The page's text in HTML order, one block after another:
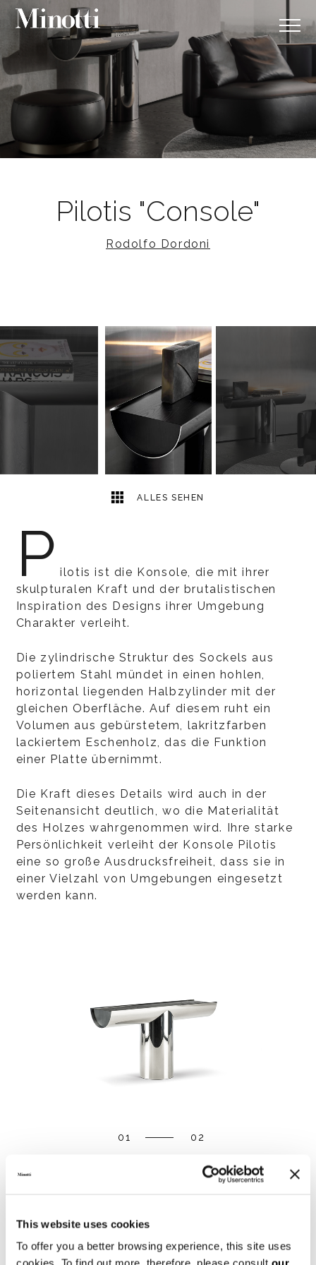
This website uses cookies
To offer you a better browsing experience, this site uses
Pilotis "Console"
Rodolfo Dordoni
ALLES SEHEN
2
P ilotis ist die Konsole, die mit ihrer
skulpturalen Kraft und der brutalistischen
Inspiration des Designs ihrer Umgebung
Charakter verleiht.
Die zylindrische Struktur des Sockels aus
poliertem Stahl mündet in einen hohlen,
horizontal liegenden Halbzylinder mit der
gleichen Oberfläche. Auf diesem ruht ein
Volumen aus gebürstetem, lakritzfarben
lackiertem Eschenholz, das die Funktion
einer Platte übernimmt.
Die Kraft dieses Details wird auch in der
Seitenansicht deutlich, wo die Materialität
des Holzes wahrgenommen wird. Ihre starke
Persönlichkeit verleiht der Konsole Pilotis
eine so große Ausdrucksfreiheit, dass sie in
einer Vielzahl von Umgebungen eingesetzt
werden kann.
01 02
SHARE FIND A DEALER